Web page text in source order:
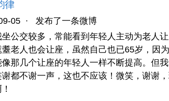
律
05 ·
发布了一条微博
公交较多，常能看到年轻人主动为老人
老人也会让座，虽然自己也已65岁，因
像那几个让座的年轻人一样不断提高。但
都不谢一声，这也不应该！微笑，谢谢